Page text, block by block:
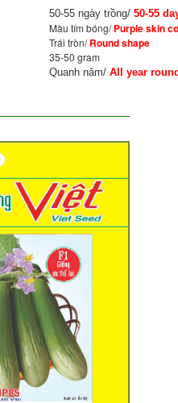
50-55 ngày trồng/ 50-55
Màu tím bóng/Purple skin
Trái tròn/Round shape
35-50 gram
Quanh năm/ All year